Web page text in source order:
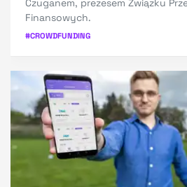
Czuganem, prezesem Związku
Finansowych.
#CROWDFUNDING